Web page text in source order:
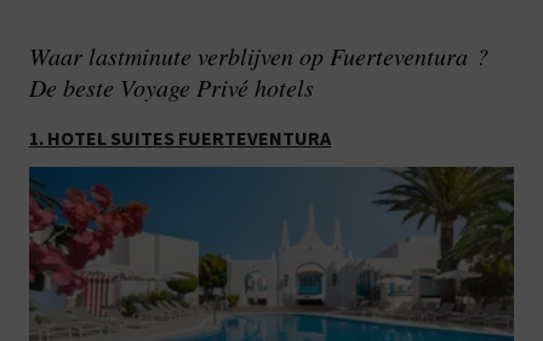
Waar lastminute verblijven op Fuerteventura ?
De beste Voyage Privé hotels
1. HOTEL SUITES FUERTEVENTURA